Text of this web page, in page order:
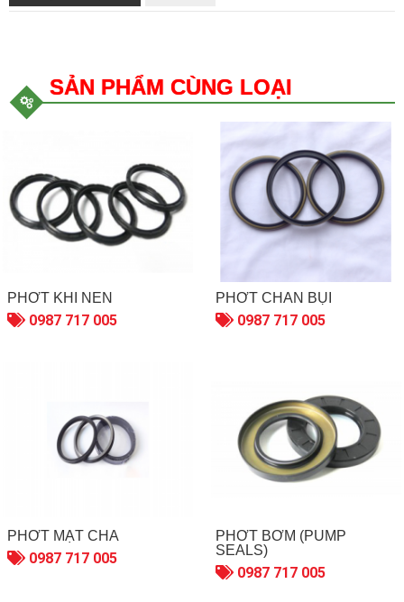
SẢN PHẨM CÙNG LOẠI
PHỚT KHÍ NÉN
0987 717 005
PHỚT CHẮN BỤI
0987 717 005
PHỚT MẶT CHÀ
0987 717 005
PHỚT BƠM (PUMP
SEALS)
0987 717 005